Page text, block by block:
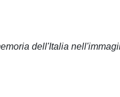
dell'Italia